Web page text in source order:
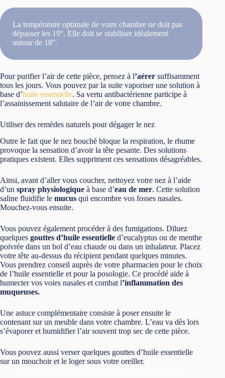
La température optimale de votre chambre ne doit pas
dépasser les 19°. Elle doit se stabiliser idéalement
autour de 18°.
Pour purifier l’air de cette pièce, pensez à l’aérer suffisamment
tous les jours. Vous pouvez par la suite vaporiser une solution à
base d’huile essentielle. Sa vertu antibactérienne participe à
l’assainissement salutaire de l’air de votre chambre.
Utiliser des remèdes naturels pour dégager le nez
Outre le fait que le nez bouché bloque la respiration, le rhume
provoque la sensation d’avoir la tête pesante. Des solutions
pratiques existent. Elles suppriment ces sensations désagréables.
Ainsi, avant d’aller vous coucher, nettoyez votre nez à l’aide
d’un spray physiologique à base d’eau de mer. Cette solution
saline fluidifie le mucus qui encombre vos fosses nasales.
Mouchez-vous ensuite.
Vous pouvez également procéder à des fumigations. Diluez
quelques gouttes d’huile essentielle d’eucalyptus ou de menthe
poivrée dans un bol d’eau chaude ou dans un inhalateur. Placez
votre tête au-dessus du récipient pendant quelques minutes.
Vous prendrez conseil auprès de votre pharmacien pour le choix
de l’huile essentielle et pour la posologie. Ce procédé aide à
humecter vos voies nasales et combat l’inflammation des
muqueuses.
Une astuce complémentaire consiste à poser ensuite le
contenant sur un meuble dans votre chambre. L’eau va dès lors
s’évaporer et humidifier l’air souvent trop sec de cette pièce.
Vous pouvez aussi verser quelques gouttes d’huile essentielle
sur un mouchoir et le loger sous votre oreiller.